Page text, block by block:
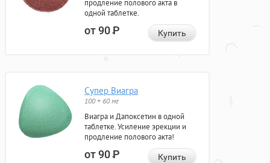
продление полового акта в
одной таблетке.
от 90Р Купить
Супер Виагра
100 + 60 мг
Виагра и Дапоксетин в одной
таблетке. Усиление эрекции и
продление полового акта!
от 90Р Купить